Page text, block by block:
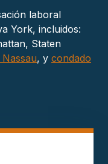
laboral
York, incluidos:
Staten
, y condado